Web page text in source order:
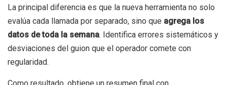
La principal diferencia es que la nueva herramienta no solo
evalúa cada llamada por separado, sino que agrega los
datos de toda la semana. Identifica errores sistemáticos y
desviaciones del guion que el operador comete con
regularidad.